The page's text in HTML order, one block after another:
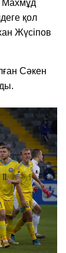
Махмұд
қол
Жүсіпов
Сәкен